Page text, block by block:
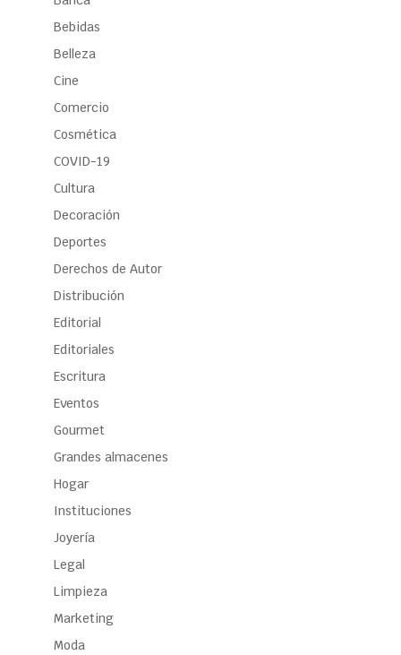
Bebidas
Belleza
Cine
Comercio
Cosmética
COVID-19
Cultura
Decoración
Deportes
Derechos de Autor
Distribución
Editorial
Editoriales
Escritura
Eventos
Gourmet
Grandes almacenes
Hogar
Instituciones
Joyería
Legal
Limpieza
Marketing
Moda